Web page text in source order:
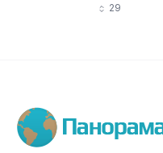
29